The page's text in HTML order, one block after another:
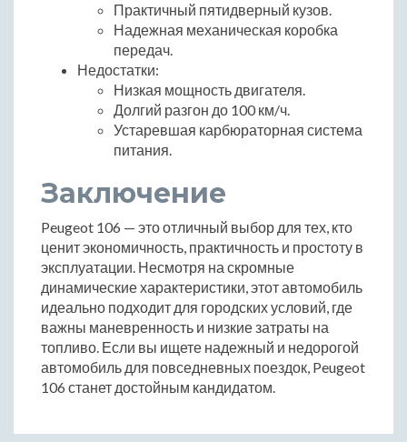
Практичный пятидверный кузов.
Надежная механическая коробка
передач.
Недостатки:
Низкая мощность двигателя.
Долгий разгон до 100 км/ч.
Устаревшая карбюраторная система
питания.
Заключение
Peugeot 106 — это отличный выбор для тех, кто
ценит экономичность, практичность и простоту в
эксплуатации. Несмотря на скромные
динамические характеристики, этот автомобиль
идеально подходит для городских условий, где
важны маневренность и низкие затраты на
топливо. Если вы ищете надежный и недорогой
автомобиль для повседневных поездок, Peugeot
106 станет достойным кандидатом.